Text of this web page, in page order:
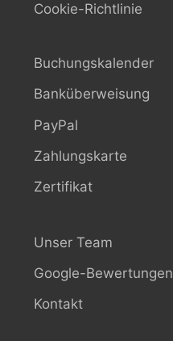
Cookie-Richtlinie
Buchungskalender
Banküberweisung
PayPal
Zahlungskarte
Zertifikat
Unser Team
Google-Bewertungen
Kontakt